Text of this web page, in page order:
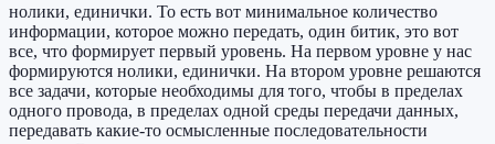
нолики, единички. То есть вот минимальное количество
информации, которое можно передать, один битик, это вот
все, что формирует первый уровень. На первом уровне у нас
формируются нолики, единички. На втором уровне решаются
все задачи, которые необходимы для того, чтобы в пределах
одного провода, в пределах одной среды передачи данных,
передавать какие-то осмысленные последовательности